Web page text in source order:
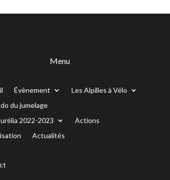
Menu
Évènement
Les Alpilles à Vélo
du jumelage
2022-2023
Actions
Actualités